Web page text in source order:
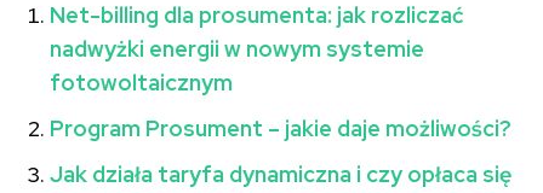
Net-billing dla prosumenta: jak rozliczać
nadwyżki energii w nowym systemie
fotowoltaicznym
Program Prosument – jakie daje możliwości?
Jak działa taryfa dynamiczna i czy opłaca się